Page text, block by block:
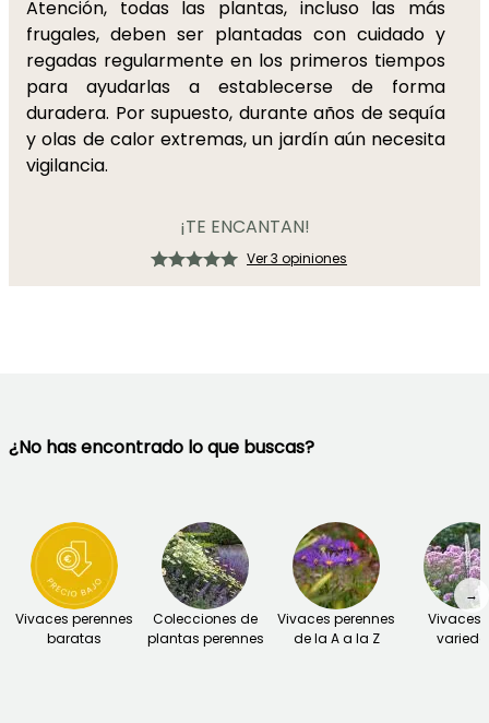
Atención, todas las plantas, incluso las más
frugales, deben ser plantadas con cuidado y
regadas regularmente en los primeros tiempos
para ayudarlas a establecerse de forma
duradera. Por supuesto, durante años de sequía
y olas de calor extremas, un jardín aún necesita
vigilancia.
¡TE ENCANTAN!
Ver 3 opiniones
¿No has encontrado lo que buscas?
Vivaces perennes
baratas
Colecciones de
plantas perennes
Vivaces perennes
de la A a la Z
Vivaces
→